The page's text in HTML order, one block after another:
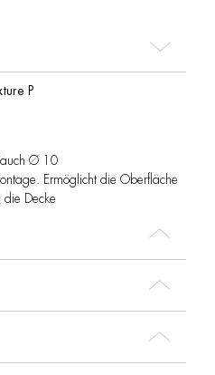
P
Ø 10
Ermöglicht die Oberfläche
die Decke